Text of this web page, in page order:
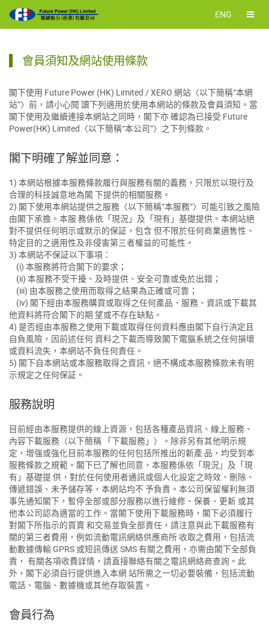
ENG
會員須知及網站使用條款
閣下使用 Future Power (HK) Limited / XERO 網站〈以下簡稱“本網
站”〉前，請小心閱 讀下列適用於使用本網站的條款及會員須知。當
閣下使用及繼續連接本網站之同時，閣下亦 確認為已接受 Future
Power(HK) Limited〈以下簡稱“本公司”〉之下列條款。
閣下明確了解並同意：
1) 本網站根據本服務條款履行與服務有關的義務，只限於以現行及
合理的科技誠意地為閣 下提供的相關服務。
2) 閣下使用本網站提供之服務〈以下簡稱“本服務”〉可能引致之風險
由閣下承擔。本服 務係依「現況」及「現有」基礎提供。本網站絕
對不提供任何明示或默示的保証，包含 但不限於任何商業適售性、
特定目的之適用性及非侵害第三者權益的可能性。
3) 本網站不保証以下事項：
(i) 本服務將符合閣下的要求；
(ii) 本服務不受干擾、及時提供、安全可靠或免於出錯；
(iii) 由本服務之使用而取得之結果為正確或可靠；
(iv) 閣下經由本服務購買或取得之任何產品、服務、資訊或下載其
他資料將符合閣下的期 望或不存在缺點。
4) 是否經由本服務之使用下載或取得任何資料應由閣下自行決定且
自負風險，因前述任何 資料之下載而導致閣下電腦系統之任何損壞
或資料流失，本網站不負任何責任。
5) 閣下自本網站或本服務取得之資訊，絕不構成本服務條款未有明
示規定之任何保証。
服務說明
目前經由本服務提供的線上資源，包括各種產品資訊、線上服務、
內容下載服務（以下簡稱 「下載服務」）。除非另有其他明示規
定，增強或強化目前本服務的任何包括所推出的新產 品，均受到本
服務條款之規範。閣下已了解也同意，本服務係依「現況」及「現
有」基礎提 供，對於任何使用者通訊或個人化設定之時效、刪除、
傳遞錯誤、未予儲存等，本網站均不 予負責。本公司保留權利無須
事先通知閣下，暫停全部或部分服務以進行維修、保養、更新 或其
他本公司認為適當的工作。當閣下使用下載服務時，閣下必須履行
對閣下所指示的買賣 和交易並負全部責任，請注意與此下載服務有
關的第三者費用，例如流動電訊網絡供應商所 收取之費用，包括流
動數據傳輸 GPRS 或短訊傳送 SMS 有關之費用，亦需由閣下全部負
責， 有關各項收費詳情，請直接聯絡有關之電訊網絡商查詢。此
外，閣下必須自行提供進入本網 站所需之一切必要裝備，包括流動
電話、電腦、數據機或其他存取裝置。
會員行為